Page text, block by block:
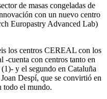
de masas congeladas de
con un nuevo centro
Europastry Advanced Lab)
los centros CEREAL con los
-cuenta con centros tanto en
y el segundo en Cataluña
Despí, que se convirtió en
todo el mundo.